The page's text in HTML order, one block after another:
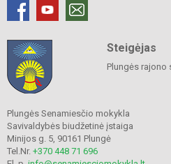
Steigėjas
Plungės rajono
Plungės Senamiesčio mokykla
Savivaldybės biudžetinė įstaiga
Minijos g. 5, 90161 Plungė
Tel.Nr. +370 448 71 696